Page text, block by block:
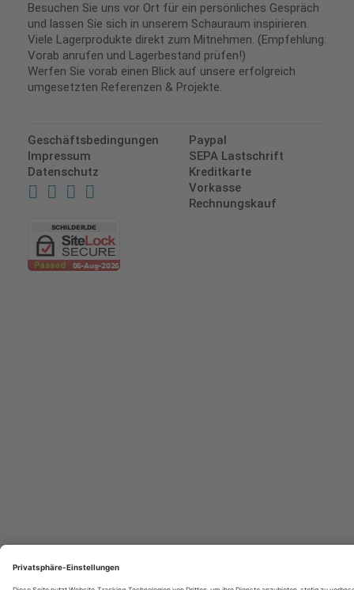
Besuchen Sie uns vor Ort für ein persönliches Gespräch
und lassen Sie sich in unserem Schauraum inspirieren.
Viele Lagerprodukte direkt zum Mitnehmen. (Empfehlung:
Vorab anrufen und Lagerbestand prüfen!)
Werfen Sie vorab einen Blick auf unsere erfolgreich
umgesetzten Referenzen & Projekte.
Geschäftsbedingungen
Impressum
Datenschutz
Paypal
SEPA Lastschrift
Kreditkarte
Vorkasse
Rechnungskauf